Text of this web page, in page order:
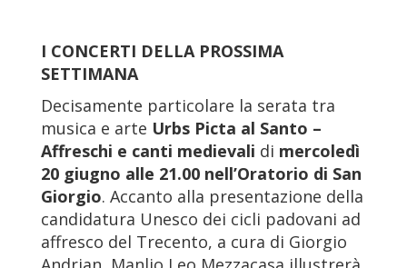
I CONCERTI DELLA PROSSIMA
SETTIMANA
Decisamente particolare la serata tra
musica e arte Urbs Picta al Santo –
Affreschi e canti medievali di mercoledì
20 giugno alle 21.00 nell’Oratorio di San
Giorgio. Accanto alla presentazione della
candidatura Unesco dei cicli padovani ad
affresco del Trecento, a cura di Giorgio